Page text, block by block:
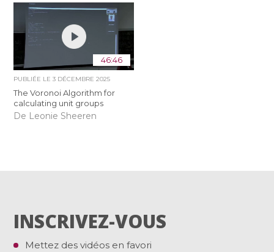
46:46
PUBLIÉE LE3 DÉCEMBRE 2025
The Voronoi Algorithm for
calculating unit groups
De Leonie Sheeren
INSCRIVEZ-VOUS
Mettez des vidéos en favori